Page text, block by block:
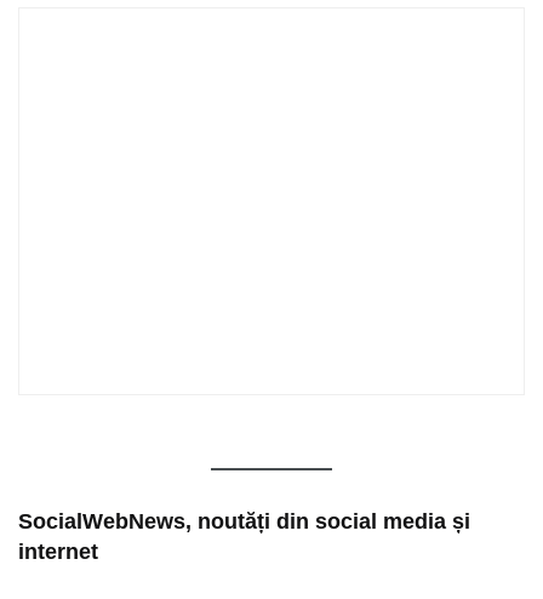
SocialWebNews, noutăți din social media și
internet